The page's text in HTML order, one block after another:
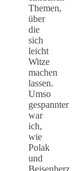
Themen,
über
die
sich
leicht
Witze
machen
lassen.
Umso
gespannter
war
ich,
wie
Polak
und
Beisenherz